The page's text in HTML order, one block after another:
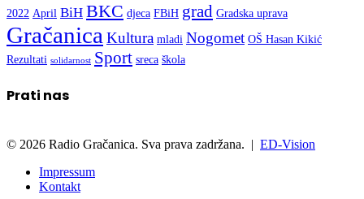
2022 April BiH BKC djeca FBiH grad Gradska uprava
GračanicaKultura mladi Nogomet OŠ Hasan Kikić
Rezultati solidarnost Sport sreca škola
Prati nas
© 2026 Radio Gračanica. Sva prava zadržana. | ED-Vision
Impressum
Kontakt